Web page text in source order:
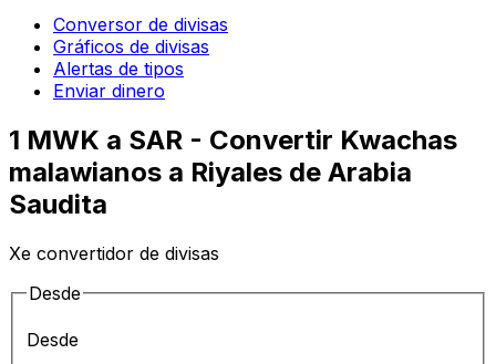
Conversor de divisas
Gráficos de divisas
Alertas de tipos
Enviar dinero
1 MWK a SAR - Convertir Kwachas
malawianos a Riyales de Arabia
Saudita
Xe convertidor de divisas
Desde
Desde